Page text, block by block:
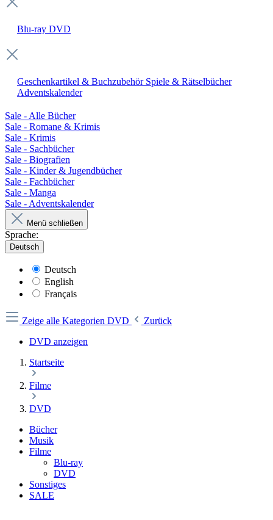
Blu-ray DVD
Geschenkartikel & Buchzubehör Spiele & Rätselbücher
Adventskalender
Sale - Alle Bücher
Sale - Romane & Krimis
Sale - Krimis
Sale - Sachbücher
Sale - Biografien
Sale - Kinder & Jugendbücher
Sale - Fachbücher
Sale - Manga
Sale - Adventskalender
Menü schließen
Sprache:
Deutsch
Deutsch
English
Français
Zeige alle Kategorien DVD
Zurück
DVD anzeigen
Startseite
Filme
DVD
Bücher
Musik
Filme
Blu-ray
DVD
Sonstiges
SALE